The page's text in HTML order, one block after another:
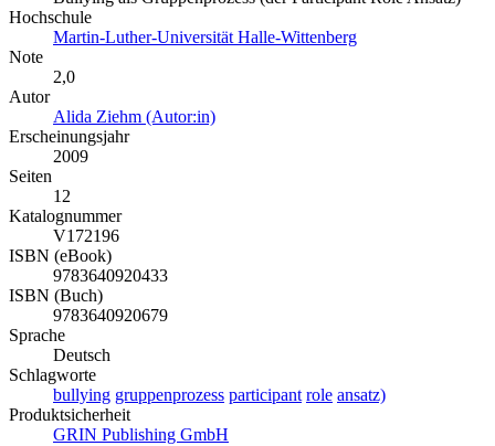
Hochschule
Martin-Luther-Universität Halle-Wittenberg
Note
2,0
Autor
Alida Ziehm (Autor:in)
Erscheinungsjahr
2009
Seiten
12
Katalognummer
V172196
ISBN (eBook)
9783640920433
ISBN (Buch)
9783640920679
Sprache
Deutsch
Schlagworte
bullying gruppenprozess participant role ansatz)
Produktsicherheit
GRIN Publishing GmbH